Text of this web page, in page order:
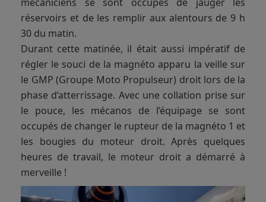
réservoirs et de les remplir aux alentours de 9 h
30 du matin.
Durant cette matinée, il était aussi impératif de
régler le souci de la magnéto apparu la veille sur
le GMP (Groupe Moto Propulseur) droit lors de la
phase d’atterrissage. Avec une collation prise sur
le pouce, les mécanos de l’équipage se sont
occupés de changer le rupteur de la magnéto 1 et
les bougies du moteur droit. Après quelques
heures de travail, le moteur droit a démarré à
merveille !